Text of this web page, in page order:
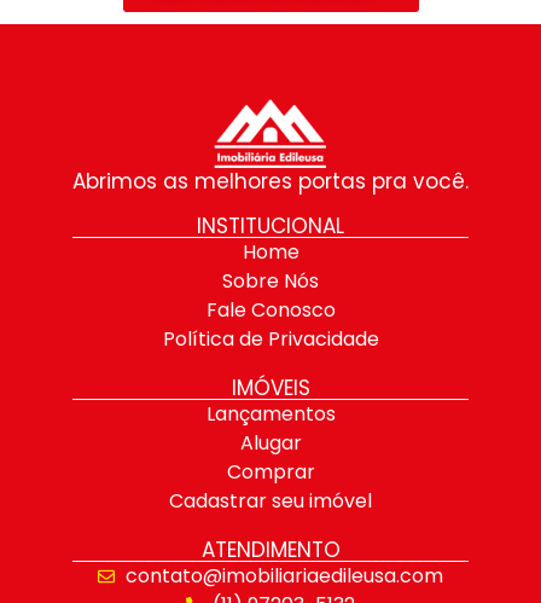
Abrimos as melhores portas pra você.
INSTITUCIONAL
Home
Sobre Nós
Fale Conosco
Política de Privacidade
IMÓVEIS
Lançamentos
Alugar
Comprar
Cadastrar seu imóvel
ATENDIMENTO
contato@imobiliariaedileusa.com